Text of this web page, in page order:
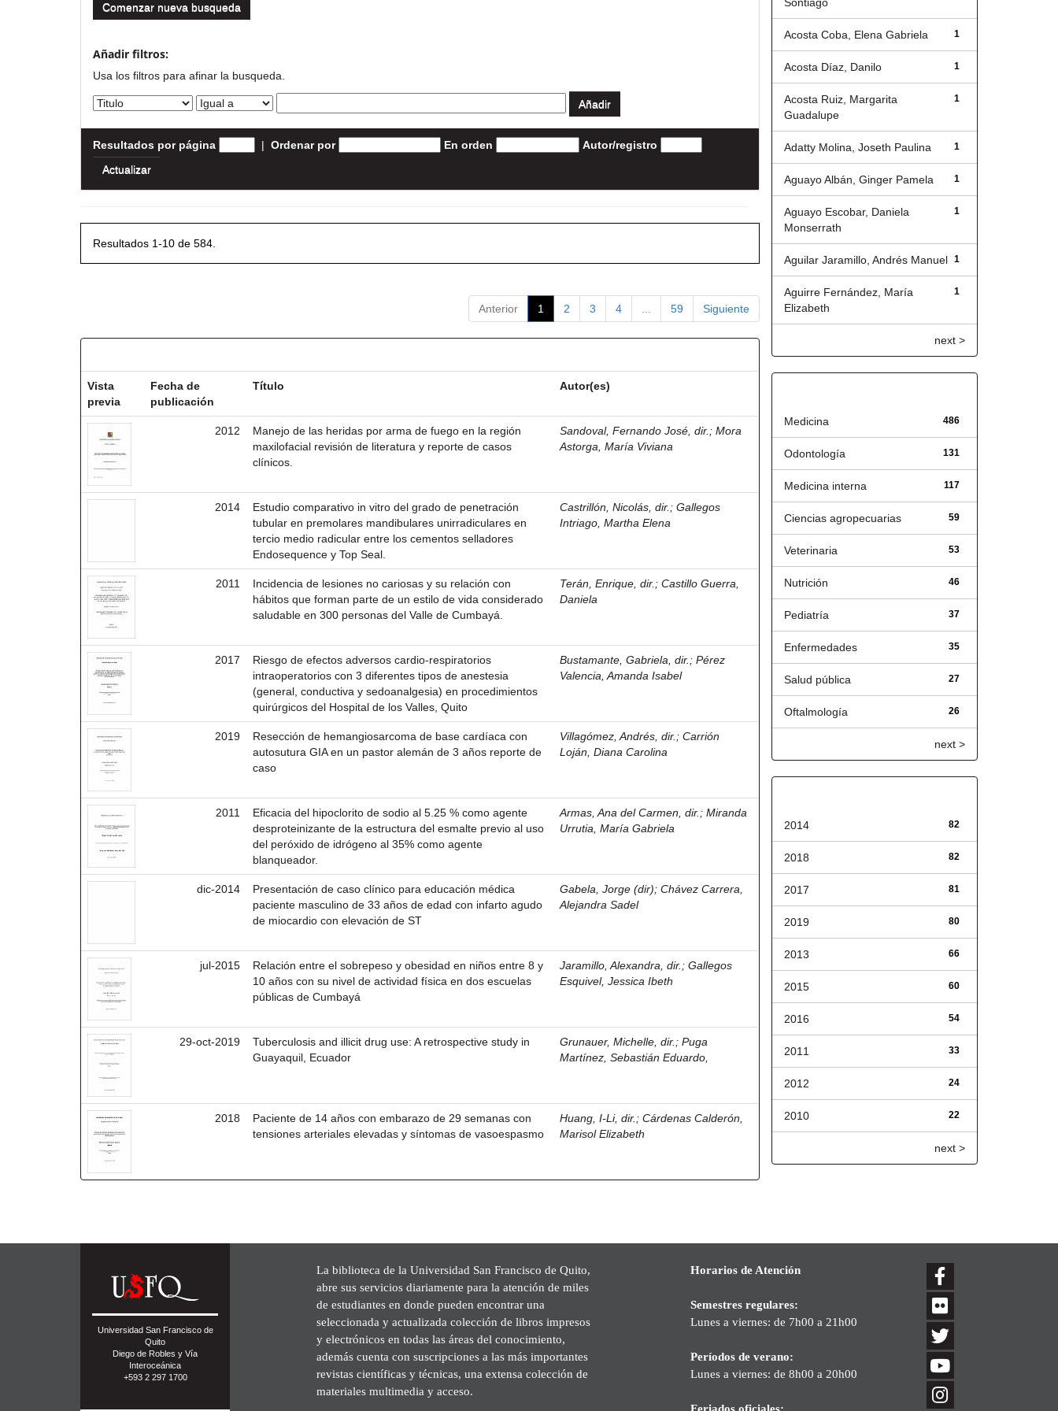
Comenzar nueva busqueda
Añadir filtros:
Usa los filtros para afinar la busqueda.
Resultados por página | Ordenar por En orden Autor/registro
Resultados 1-10 de 584.
Anterior 1 2 3 4 59 Siguiente
Vista
previa
Fecha de
publicación
Título Autor(es)
2012
Manejo de las heridas por arma de fuego en la región
maxilofacial revisión de literatura y reporte de casos
clínicos.
Sandoval, Fernando José, dir. ;Mora
Astorga, María Viviana
2014
Estudio comparativo in vitro del grado de penetración
tubular en premolares mandibulares unirradiculares en
tercio medio radicular entre los cementos selladores
Endosequence y Top Seal.
Castrillón, Nicolás, dir. ;Gallegos
Intriago, Martha Elena
2011
Incidencia de lesiones no cariosas y su relación con
hábitos que forman parte de un estilo de vida considerado
saludable en 300 personas del Valle de Cumbayá.
Terán, Enrique, dir. ;Castillo Guerra,
Daniela
2017
Riesgo de efectos adversos cardio-respiratorios
intraoperatorios con 3 diferentes tipos de anestesia
(general, conductiva y sedoanalgesia) en procedimientos
quirúrgicos del Hospital de los Valles, Quito
Bustamante, Gabriela, dir. ;Pérez
Valencia, Amanda Isabel
2019
Resección de hemangiosarcoma de base cardíaca con
autosutura GIA en un pastor alemán de 3 años reporte de
caso
Villagómez, Andrés, dir. ;Carrión
Loján, Diana Carolina
2011
Eficacia del hipoclorito de sodio al 5.25 % como agente
desproteinizante de la estructura del esmalte previo al uso
del peróxido de idrógeno al 35% como agente
blanqueador.
Armas, Ana del Carmen, dir. ;Miranda
Urrutia, María Gabriela
dic-2014
Presentación de caso clínico para educación médica
paciente masculino de 33 años de edad con infarto agudo
de miocardio con elevación de ST
Gabela, Jorge (dir);Chávez Carrera,
Alejandra Sadel
jul-2015
Relación entre el sobrepeso y obesidad en niños entre 8 y
10 años con su nivel de actividad física en dos escuelas
públicas de Cumbayá
Jaramillo, Alexandra, dir. ;Gallegos
Esquivel, Jessica Ibeth
29-oct-2019
Tuberculosis and illicit drug use: A retrospective study in
Guayaquil, Ecuador
Grunauer, Michelle, dir. ;Puga
Martínez, Sebastián Eduardo,
2018
Paciente de 14 años con embarazo de 29 semanas con
tensiones arteriales elevadas y síntomas de vasoespasmo
Huang, I-Li, dir. ;Cárdenas Calderón,
Marisol Elizabeth
1
Acosta Coba, Elena Gabriela
1
Acosta Díaz, Danilo
1
Acosta Ruiz, Margarita
Guadalupe
1
Adatty Molina, Joseth Paulina
1
Aguayo Albán, Ginger Pamela
1
Aguayo Escobar, Daniela
Monserrath
1
Aguilar Jaramillo, Andrés Manuel
1
Aguirre Fernández, María
Elizabeth
next >
486
Medicina
131
Odontología
117
Medicina interna
59
Ciencias agropecuarias
53
Veterinaria
46
Nutrición
37
Pediatría
35
Enfermedades
27
Salud pública
26
Oftalmología
next >
82
2014
82
2018
81
2017
80
2019
66
2013
60
2015
54
2016
33
2011
24
2012
22
2010
next >
Universidad San Francisco de
Quito
Diego de Robles y Vía
Interoceánica
+593 2 297 1700
La biblioteca de la Universidad San Francisco de Quito,
abre sus servicios diariamente para la atención de miles
de estudiantes en donde pueden encontrar una
seleccionada y actualizada colección de libros impresos
y electrónicos en todas las áreas del conocimiento,
además cuenta con suscripciones a las más importantes
revistas científicas y técnicas, una extensa colección de
materiales multimedia y acceso.
Horarios de Atención
Semestres regulares:
Lunes a viernes: de 7h00 a 21h00
Períodos de verano:
Lunes a viernes: de 8h00 a 20h00
Feriados oficiales: